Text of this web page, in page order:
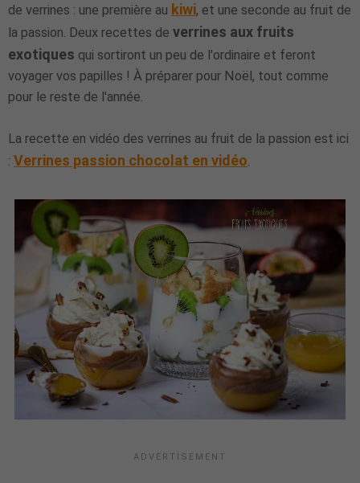
de verrines : une première au kiwi, et une seconde au fruit de
la passion. Deux recettes de verrines aux fruits
exotiques qui sortiront un peu de l'ordinaire et feront
voyager vos papilles ! À préparer pour Noël, tout comme
pour le reste de l'année.
La recette en vidéo des verrines au fruit de la passion est ici
: Verrines passion chocolat en vidéo